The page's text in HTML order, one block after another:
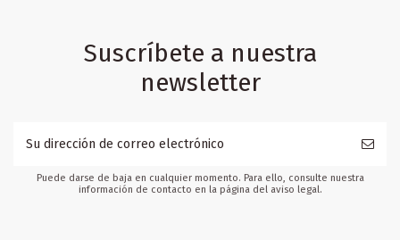
Suscríbete a nuestra
newsletter
Puede darse de baja en cualquier momento. Para ello, consulte nuestra
información de contacto en la página del aviso legal.